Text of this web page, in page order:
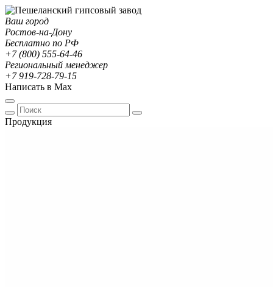
Ваш город
Ростов-на-Дону
Бесплатно по РФ
+7 (800) 555-64-46
Региональный менеджер
+7 919-728-79-15
Написать в Max
Продукция